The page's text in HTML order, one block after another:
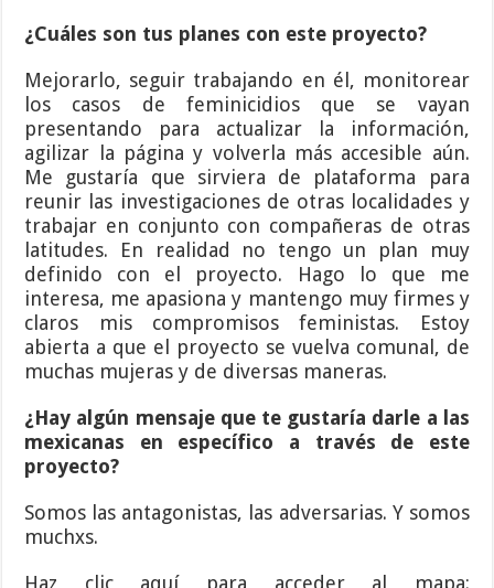
¿Cuáles son tus planes con este proyecto?
Mejorarlo, seguir trabajando en él, monitorear
los casos de feminicidios que se vayan
presentando para actualizar la información,
agilizar la página y volverla más accesible aún.
Me gustaría que sirviera de plataforma para
reunir las investigaciones de otras localidades y
trabajar en conjunto con compañeras de otras
latitudes. En realidad no tengo un plan muy
definido con el proyecto. Hago lo que me
interesa, me apasiona y mantengo muy firmes y
claros mis compromisos feministas. Estoy
abierta a que el proyecto se vuelva comunal, de
muchas mujeras y de diversas maneras.
¿Hay algún mensaje que te gustaría darle a las
mexicanas en específico a través de este
proyecto?
Somos las antagonistas, las adversarias. Y somos
muchxs.
Haz clic aquí para acceder al mapa: